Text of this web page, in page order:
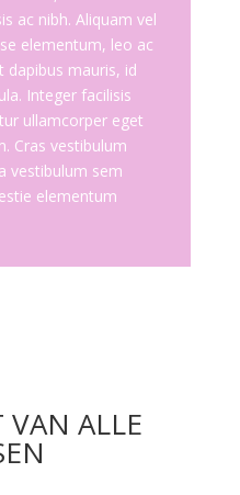
ac nibh. Aliquam vel
elementum, leo ac
dapibus mauris, id
Integer facilisis
ullamcorper eget
Cras vestibulum
vestibulum sem
elementum
VAN ALLE